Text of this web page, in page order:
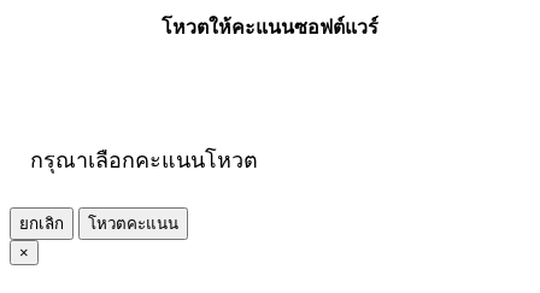
โหวตให้คะแนนซอฟต์แวร์
กรุณาเลือกคะแนนโหวต
ยกเลิก
โหวตคะแนน
×